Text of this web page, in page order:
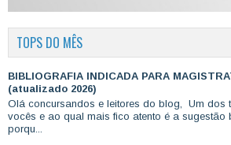
TOPS DO MÊS
BIBLIOGRAFIA INDICADA PARA
(atualizado 2026)
Olá concursandos e leitores do blog, Um dos
vocês e ao qual mais fico atento é a sugestão
porqu...